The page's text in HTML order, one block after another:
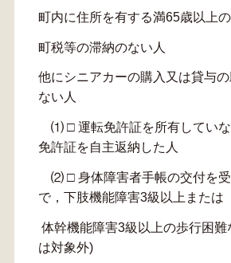
町内に住所を有する満65歳以上の
町税等の滞納のない人
他にシニアカーの購入又は貸与
ない人
⑴ □ 運転免許証を所有してい
免許証を自主返納した人
⑵ □ 身体障害者手帳の交付を受
で，下肢機能障害3級以上または
体幹機能障害3級以上の歩行困難
は対象外)